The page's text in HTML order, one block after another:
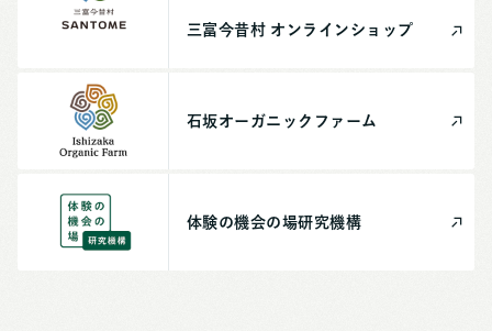
三富今昔村 オンライン ショップ
石坂オーガニック ファーム
体験の機会の場研究機構